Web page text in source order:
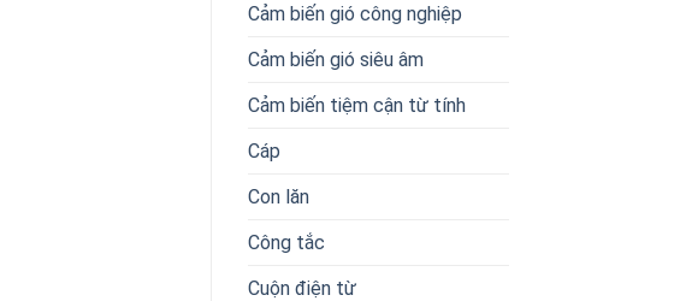
Cảm biến gió công nghiệp
Cảm biến gió siêu âm
Cảm biến tiệm cận từ tính
Cáp
Con lăn
Công tắc
Cuộn điện từ